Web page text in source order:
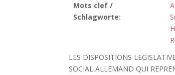
Mots clef /
Schlagworte:
LES DISPOSITIONS
SOCIAL ALLEMAND QUI